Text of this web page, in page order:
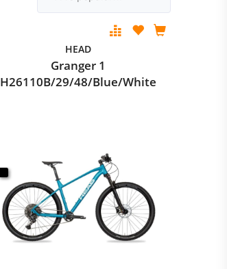
HEAD
Granger 1
H26110B/29/48/Blue/White